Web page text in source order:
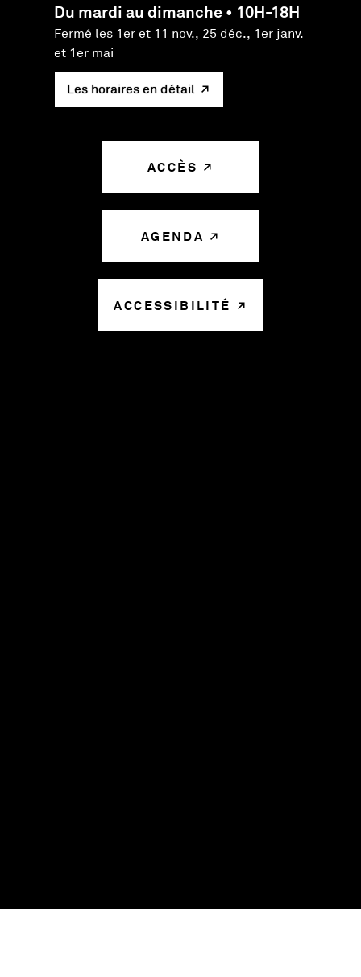
Du mardi au dimanche • 10H-18H
Fermé les 1er et 11 nov., 25 déc., 1er janv.
et 1er mai
Les horaires en détail
ACCÈS
AGENDA
ACCESSIBILITÉ